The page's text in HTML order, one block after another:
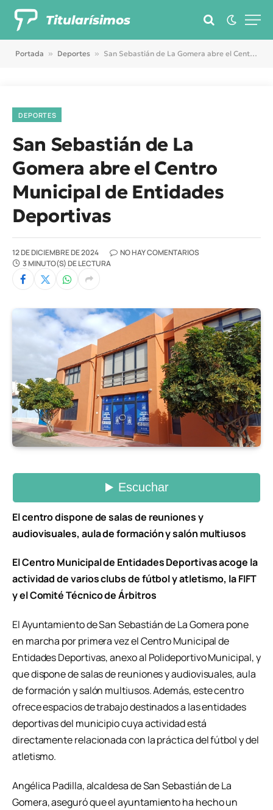
Titularísimos
Portada » Deportes » San Sebastián de La Gomera abre el Centro Municipal de Entidades Deportivas
DEPORTES
San Sebastián de La
Gomera abre el Centro
Municipal de Entidades
Deportivas
12 DE DICIEMBRE DE 2024
NO HAY COMENTARIOS
3 MINUTO(S) DE LECTURA
El centro dispone de salas de reuniones y
audiovisuales, aula de formación y salón multiusos
El Centro Municipal de Entidades Deportivas acoge la
actividad de varios clubs de fútbol y atletismo, la FIFT
y el Comité Técnico de Árbitros
El Ayuntamiento de San Sebastián de La Gomera pone
en marcha por primera vez el Centro Municipal de
Entidades Deportivas, anexo al Polideportivo Municipal, y
que dispone de salas de reuniones y audiovisuales, aula
de formación y salón multiusos. Además, este centro
ofrece espacios de trabajo destinados a las entidades
deportivas del municipio cuya actividad está
directamente relacionada con la práctica del fútbol y del
atletismo.
Angélica Padilla, alcaldesa de San Sebastián de La
Gomera, aseguró que el ayuntamiento ha hecho un